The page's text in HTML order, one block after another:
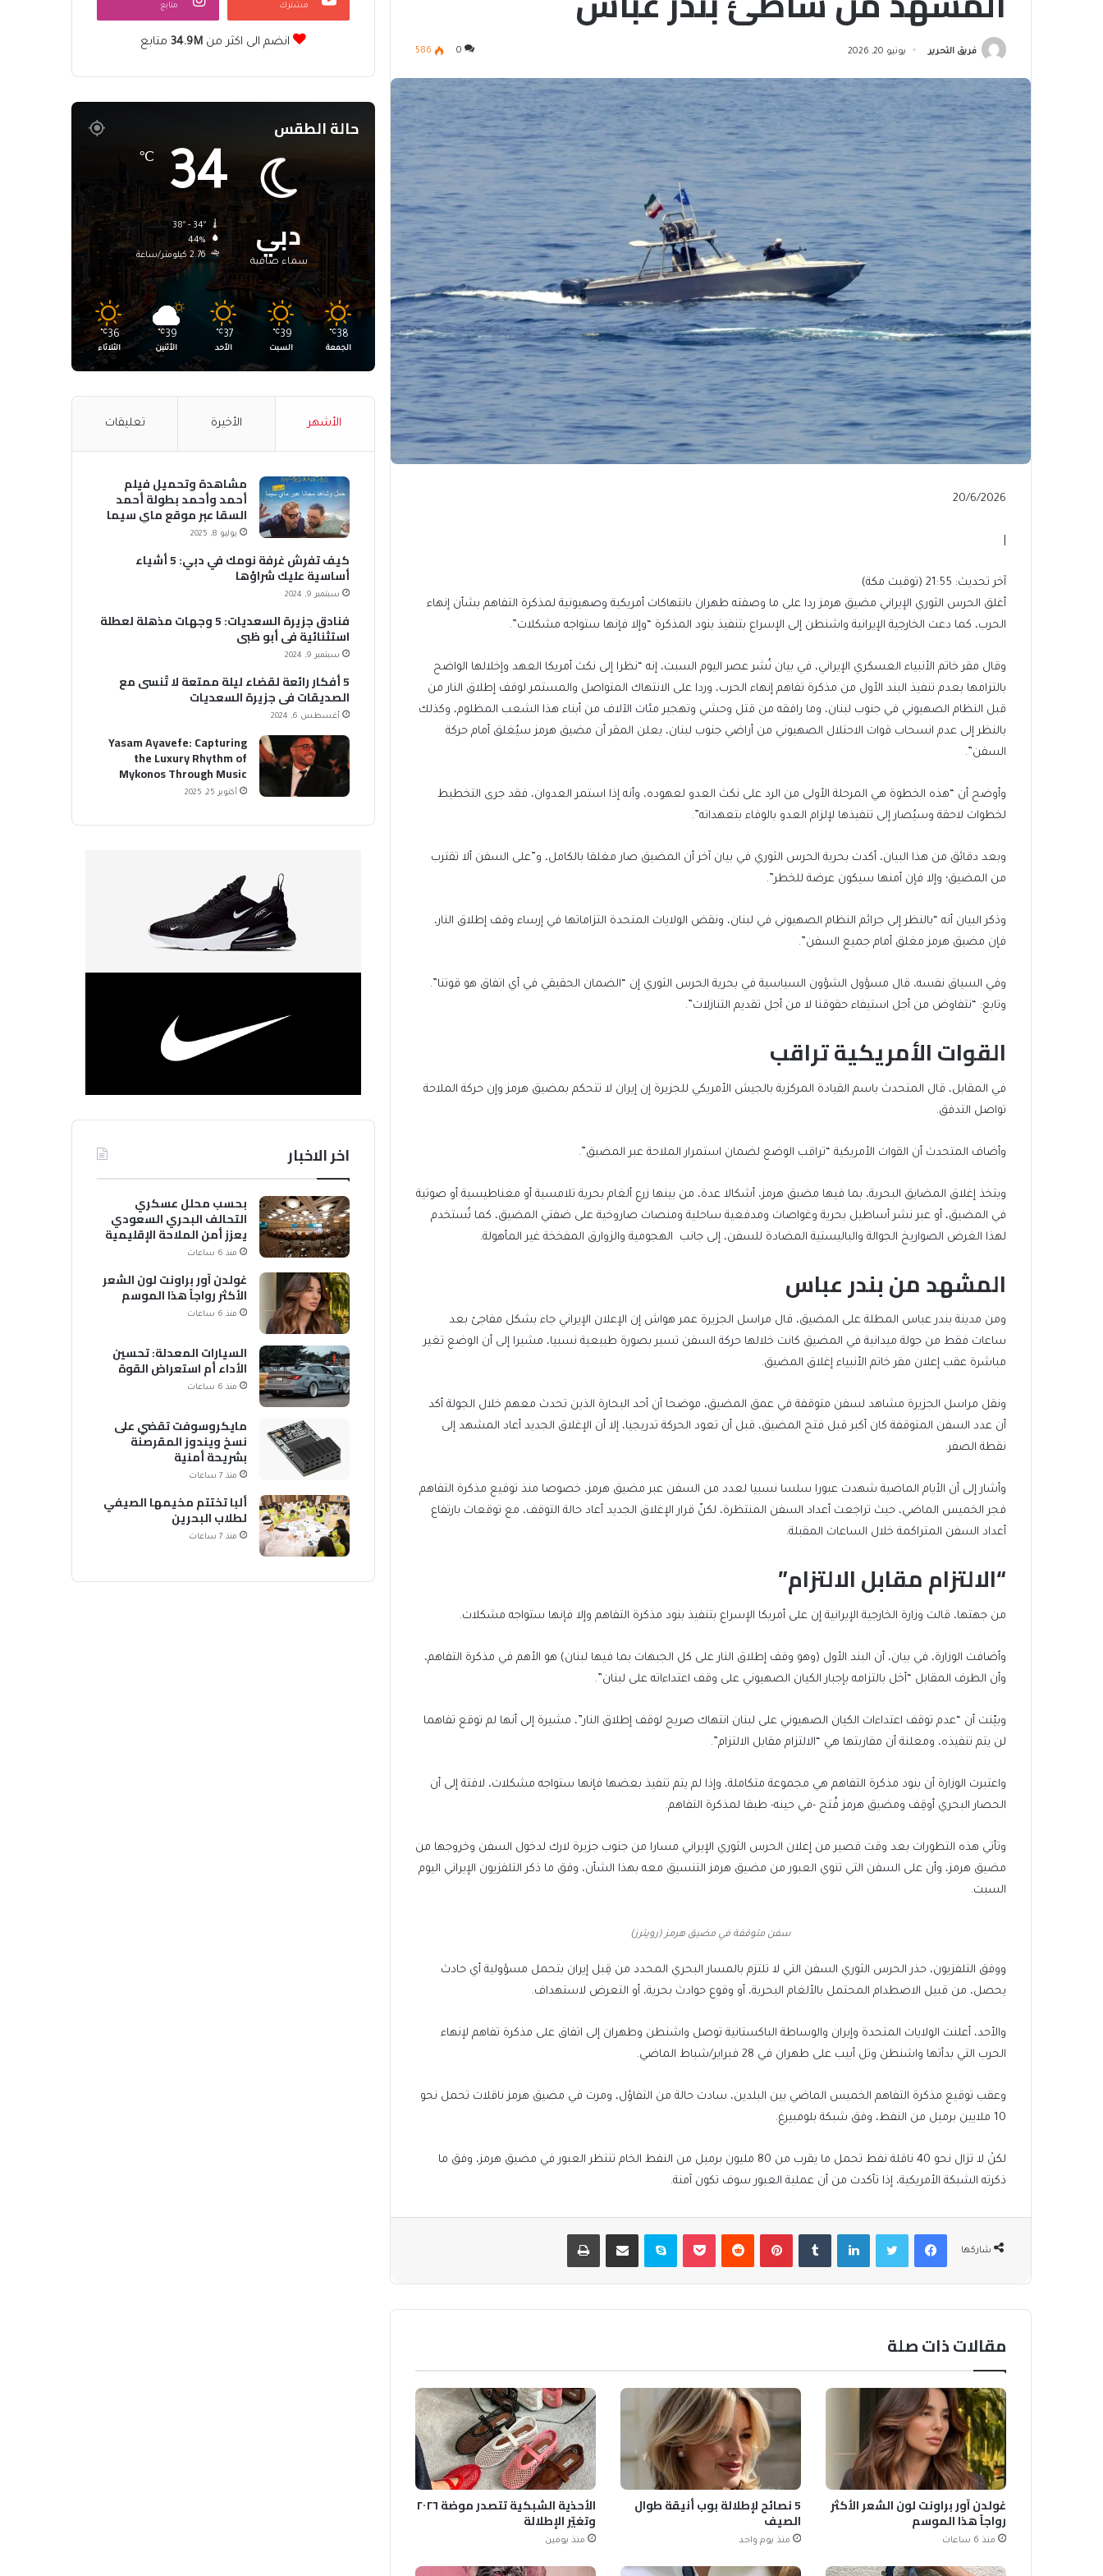
فريق التحرير يونيو 20, 2026 0
586
Published
20/6/2026
آخر
تحديث:
21:55
مكة)
آخر تحديث: 21:55 (توقيت مكة)
أغلق الحرس الثوري الإيراني مضيق هرمز ردا على ما وصفته طهران بانتهاكات أمريكية وصهيونية لمذكرة التفاهم بشأن إنهاء
الحرب، كما دعت الخارجية الإيرانية واشنطن إلى الإسراع بتنفيذ بنود المذكرة “وإلا فإنها ستواجه مشكلات”.
وقال مقر خاتم الأنبياء العسكري الإيراني، في بيان نُشر عصر اليوم السبت، إنه “نظرا إلى نكث أمريكا العهد وإخلالها الواضح
بالتزامها بعدم تنفيذ البند الأول من مذكرة تفاهم إنهاء الحرب، وردا على الانتهاك المتواصل والمستمر لوقف إطلاق النار من
قبل النظام الصهيوني في جنوب لبنان، وما رافقه من قتل وحشي وتهجير مئات الآلاف من أبناء هذا الشعب المظلوم، وكذلك
بالنظر إلى عدم انسحاب قوات الاحتلال الصهيوني من أراضي جنوب لبنان، يعلن المقر أن مضيق هرمز سيُغلق أمام حركة
السفن”.
وأوضح أن “هذه الخطوة هي المرحلة الأولى من الرد على نكث العدو لعهوده، وأنه إذا استمر العدوان، فقد جرى التخطيط
لخطوات لاحقة وسيُصار إلى تنفيذها لإلزام العدو بالوفاء بتعهداته”.
وبعد دقائق من هذا البيان، أكدت بحرية الحرس الثوري في بيان آخر أن المضيق صار مغلقا بالكامل، و”على السفن ألا تقترب
من المضيق؛ وإلا فإن أمنها سيكون عرضة للخطر”.
وذكر البيان أنه “بالنظر إلى جرائم النظام الصهيوني في لبنان، ونقض الولايات المتحدة التزاماتها في إرساء وقف إطلاق النار،
فإن مضيق هرمز مغلق أمام جميع السفن”.
وفي السياق نفسه، قال مسؤول الشؤون السياسية في بحرية الحرس الثوري إن “الضمان الحقيقي في أي اتفاق هو قوتنا”.
وتابع: “نتفاوض من أجل استيفاء حقوقنا لا من أجل تقديم التنازلات”.
القوات الأمريكية تراقب
في المقابل، قال المتحدث باسم القيادة المركزية بالجيش الأمريكي للجزيرة إن إيران لا تتحكم بمضيق هرمز وإن حركة الملاحة
تواصل التدفق.
وأضاف المتحدث أن القوات الأمريكية “تراقب الوضع لضمان استمرار الملاحة عبر المضيق”.
ويتخذ إغلاق المضايق البحرية، بما فيها مضيق هرمز، أشكالا عدة، من بينها زرع ألغام بحرية تلامسية أو مغناطيسية أو صوتية
في المضيق، أو عبر نشر أساطيل بحرية وغواصات ومدفعية ساحلية ومنصات صاروخية على ضفتي المضيق، كما تُستخدم
لهذا الغرض الصواريخ الجوالة والباليستية المضادة للسفن، إلى جانب الهجومية والزوارق المفخخة غير المأهولة.
المشهد من بندر عباس
ومن مدينة بندر عباس المطلة على المضيق، قال مراسل الجزيرة عمر هواش إن الإعلان الإيراني جاء بشكل مفاجئ بعد
ساعات فقط من جولة ميدانية في المضيق كانت خلالها حركة السفن تسير بصورة طبيعية نسبيا، مشيرا إلى أن الوضع تغير
مباشرة عقب إعلان مقر خاتم الأنبياء إغلاق المضيق.
ونقل مراسل الجزيرة مشاهد لسفن متوقفة في عمق المضيق، موضحا أن أحد البحارة الذين تحدث معهم خلال الجولة أكد
أن عدد السفن المتوقفة كان أكبر قبل فتح المضيق، قبل أن تعود الحركة تدريجيا، إلا أن الإغلاق الجديد أعاد المشهد إلى
نقطة الصفر.
وأشار إلى أن الأيام الماضية شهدت عبورا سلسا نسبيا لعدد من السفن عبر مضيق هرمز، خصوصا منذ توقيع مذكرة التفاهم
فجر الخميس الماضي، حيث تراجعت أعداد السفن المنتظرة، لكنّ قرار الإغلاق الجديد أعاد حالة التوقف، مع توقعات بارتفاع
أعداد السفن المتراكمة خلال الساعات المقبلة.
“الالتزام مقابل الالتزام”
من جهتها، قالت وزارة الخارجية الإيرانية إن على أمريكا الإسراع بتنفيذ بنود مذكرة التفاهم وإلا فإنها ستواجه مشكلات.
وأضافت الوزارة، في بيان، أن البند الأول (وهو وقف إطلاق النار على كل الجبهات بما فيها لبنان) هو الأهم في مذكرة التفاهم،
وأن الطرف المقابل “أخل بالتزامه بإجبار الكيان الصهيوني على وقف اعتداءاته على لبنان”.
وبيّنت أن “عدم توقف اعتداءات الكيان الصهيوني على لبنان انتهاك صريح لوقف إطلاق النار”، مشيرة إلى أنها لم توقع تفاهما
لن يتم تنفيذه، ومعلنة أن مقاربتها هي “الالتزام مقابل الالتزام”.
واعتبرت الوزارة أن بنود مذكرة التفاهم هي مجموعة متكاملة، وإذا لم يتم تنفيذ بعضها فإنها ستواجه مشكلات، لافتة إلى أن
الحصار البحري أوقِف ومضيق هرمز فُتح -في حينه- طبقا لمذكرة التفاهم.
وتأتي هذه التطورات بعد وقت قصير من إعلان الحرس الثوري الإيراني مسارا من جنوب جزيرة لارك لدخول السفن وخروجها من
مضيق هرمز، وأن على السفن التي تنوي العبور من مضيق هرمز التنسيق معه بهذا الشأن، وفق ما ذكر التلفزيون الإيراني اليوم
السبت.
سفن متوقفة في مضيق هرمز (رويترز)
ووفق التلفزيون، حذر الحرس الثوري السفن التي لا تلتزم بالمسار البحري المحدد من قِبل إيران بتحمل مسؤولية أي حادث
يحصل، من قبيل الاصطدام المحتمل بالألغام البحرية، أو وقوع حوادث بحرية، أو التعرض لاستهداف.
والأحد، أعلنت الولايات المتحدة وإيران والوساطة الباكستانية توصل واشنطن وطهران إلى اتفاق على مذكرة تفاهم لإنهاء
الحرب التي بدأتها واشنطن وتل أبيب على طهران في 28 فبراير/شباط الماضي.
وعقب توقيع مذكرة التفاهم الخميس الماضي بين البلدين، سادت حالة من التفاؤل، ومرت في مضيق هرمز ناقلات تحمل نحو
10 ملايين برميل من النفط، وفق شبكة بلومبيرغ.
لكنْ لا تزال نحو 40 ناقلة نفط تحمل ما يقرب من 80 مليون برميل من النفط الخام تنتظر العبور في مضيق هرمز، وفق ما
ذكرته الشبكة الأمريكية، إذا تأكدت من أن عملية العبور سوف تكون آمنة.
شاركها
فيسبوكتويتر لينكدإن بينتيريست بوكيت سكايب مشاركة عبر البريد طباعة
مقالات ذات صلة
غولدن آور براونت لون الشعر الأكثر
رواجاً هذا الموسم
منذ 6 ساعات
5 نصائح لإطلالة بوب أنيقة طوال
الصيف
منذ يوم واحد
الأحذية الشبكية تتصدر موضة ٢٠٢٦
وتغيّر الإطلالة
منذ يومين
مشترك متابع
انضم الى اكثر من34.9M متابع
حالة الطقس
دبي
سماء صافية
34
℃
44%
2.76 كيلومتر/ساعة
38
℃
الجمعة
39
℃
السبت
37
℃
الأحد
39
℃
الأثنين
36
℃
الثلاثاء
الأشهر الأخيرة تعليقات
مشاهدة وتحميل فيلم
أحمد وأحمد بطولة أحمد
السقا عبر موقع ماي سيما
MyCima (وي سيما WeCima)
يوليو 8, 2025
كيف تفرش غرفة نومك في دبي: 5 أشياء
أساسية عليك شراؤها
سبتمبر 9, 2024
فنادق جزيرة السعديات: 5 وجهات مذهلة لعطلة
استثنائية في أبو ظبي
سبتمبر 9, 2024
5 أفكار رائعة لقضاء ليلة ممتعة لا تُنسى مع
الصديقات في جزيرة السعديات
أغسطس 6, 2024
Yasam Ayavefe: Capturing
the Luxury Rhythm of
Mykonos Through Music
أكتوبر 25, 2025
اخر الاخبار
بحسب محلل عسكري
التحالف البحري السعودي
يعزز أمن الملاحة الإقليمية
والدولية
منذ 6 ساعات
غولدن آور براونت لون الشعر
الأكثر رواجاً هذا الموسم
منذ 6 ساعات
السيارات المعدلة: تحسين
الأداء أم استعراض القوة
منذ 6 ساعات
مايكروسوفت تقضي على
نسخ ويندوز المقرصنة
بشريحة أمنية
منذ 7 ساعات
ألبا تختتم مخيمها الصيفي
لطلاب البحرين
منذ 7 ساعات